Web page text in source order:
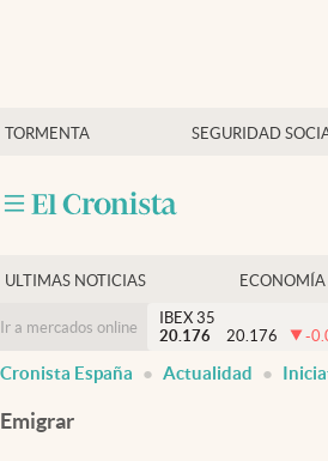
TORMENTA SEGURIDAD
Economía y finanzas
Criptomonedas
ULTIMAS NOTICIAS
Ir a mercados online
IBEX 35
20.176
20.176 -
Cronista España Actualidad
Emigrar